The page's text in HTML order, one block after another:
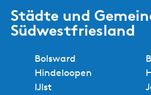
Städte und
Südwestfriesland
Bolsward
Hindeloopen
IJlst